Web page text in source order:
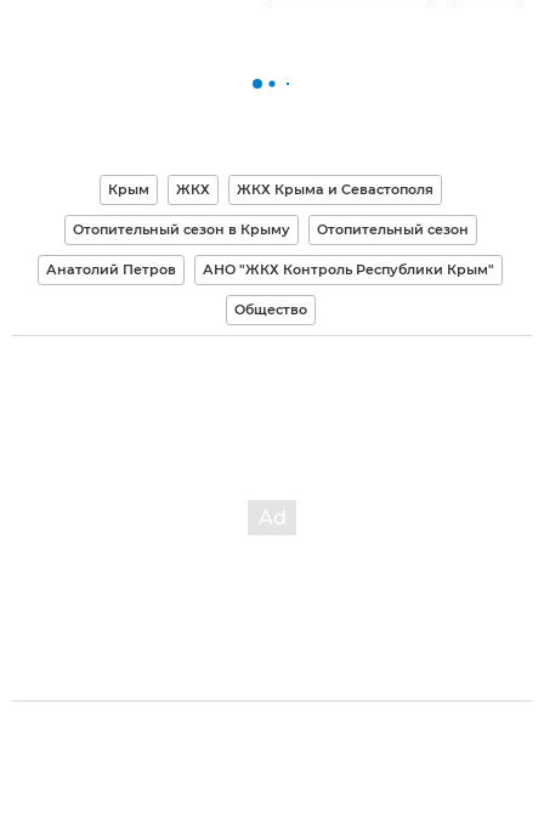
Крым ЖКХ ЖКХ Крыма и Севастополя
Отопительный сезон в Крыму Отопительный сезон
Анатолий Петров АНО "ЖКХ Контроль Республики Крым"
Общество